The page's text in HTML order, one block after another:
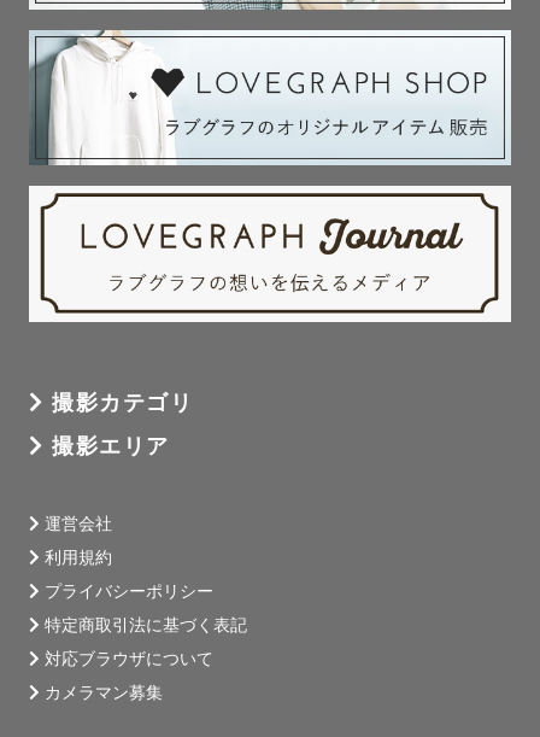
撮影カテゴリ
撮影エリア
運営会社
利用規約
プライバシーポリシー
特定商取引法に基づく表記
対応ブラウザについて
カメラマン募集